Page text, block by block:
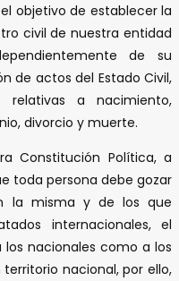
objetivo de establecer la
civil de nuestra entidad
de su
de actos del Estado Civil,
a nacimiento,
divorcio y muerte.
Constitución Política, a
toda persona debe gozar
la misma y de los que
internacionales, el
nacionales como a los
nacional, por ello,